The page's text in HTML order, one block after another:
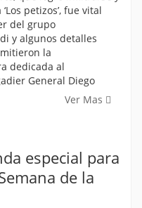
petizos’, fue vital
del grupo
y algunos detalles
la
dedicada al
General Diego
Ver Mas
especial para
de la